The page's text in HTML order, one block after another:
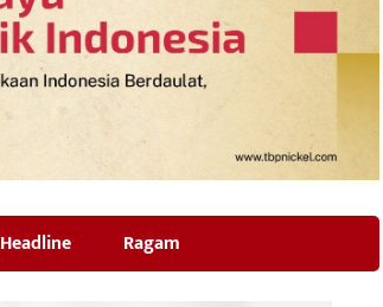
Headline Ragam